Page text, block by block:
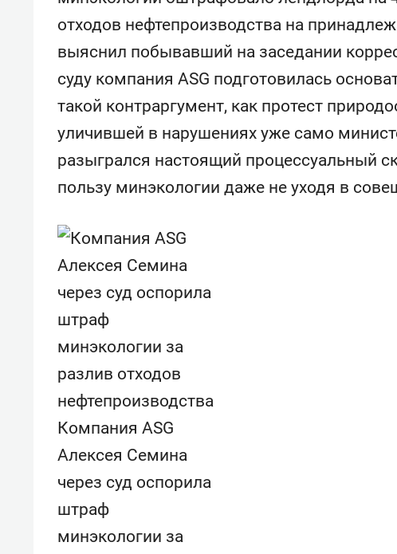
отходов нефтепроизводства на
выяснил побывавший на заседании
суду компания ASG подготовилась
такой контраргумент, как протест
уличившей в нарушениях уже само
разыгрался настоящий процессуальный
пользу минэкологии даже не уходя в
Компания ASG
Алексея Семина
через суд оспорила
штраф
минэкологии за